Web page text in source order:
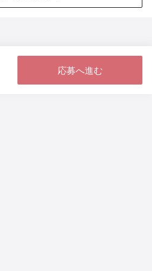
杉並サテライト
ージーコート久我山101号室
瑞江サテライト
ベルメゾン南篠崎103号室
市川
ル1F
船堀
ォン船堀1階
応募へ進む
ッチング